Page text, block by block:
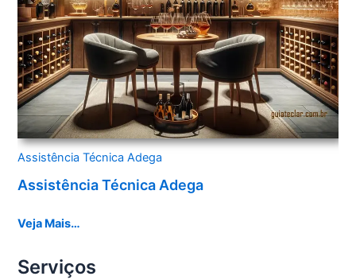
Assistência Técnica Adega
Assistência Técnica Adega
Veja Mais…
Serviços